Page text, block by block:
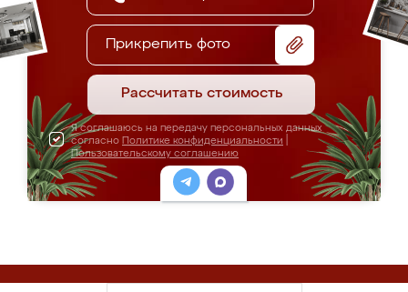
Прикрепить фото
Рассчитать стоимость
Я соглашаюсь на передачу персональных данных
согласно Политике конфиденциальности
Пользовательскому соглашению